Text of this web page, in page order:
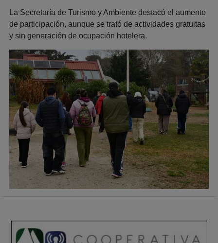
La Secretaría de Turismo y Ambiente destacó el aumento
de participación, aunque se trató de actividades gratuitas
y sin generación de ocupación hotelera.